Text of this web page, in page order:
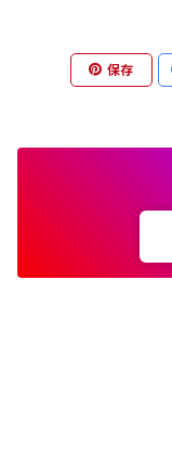
BROOKLYN WORKS
ヘッドライト／ランタン
アクセサリー
アクセサリー
七輪、グリル
ガスストーブ
斧、鉈
クッキングギア
バーナー／ストーブ
カトラリー
コンテナ、ギアケース
フットウェア
アクセサリー
保存